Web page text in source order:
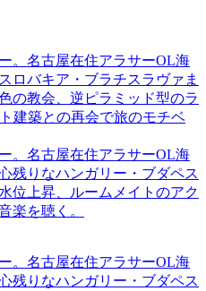
。名古屋在住アラサーOL海
ロバキア・ブラチスラヴァま
の教会、逆ピラミッド型のラ
建築との再会で旅のモチベ
。名古屋在住アラサーOL海
残りなハンガリー・ブダペス
位上昇、ルームメイトのアク
楽を聴く。
。名古屋在住アラサーOL海
残りなハンガリー・ブダペス